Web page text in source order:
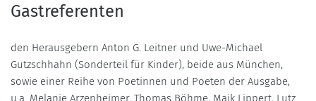
Gastreferenten
den Herausgebern Anton G. Leitner und Uwe-Michael
Gutzschhahn (Sonderteil für Kinder), beide aus München,
sowie einer Reihe von Poetinnen und Poeten der Ausgabe,
u.a. Melanie Arzenheimer, Thomas Böhme, Maik Lippert, Lutz